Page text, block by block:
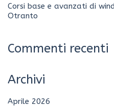
Corsi base e avanzati di
Otranto
Commenti recenti
Archivi
Aprile 2026